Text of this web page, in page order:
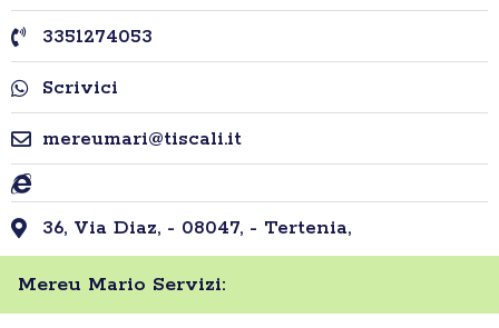
3351274053
Scrivici
mereumari@tiscali.it
36, Via Diaz, - 08047, - Tertenia,
Mereu Mario Servizi: